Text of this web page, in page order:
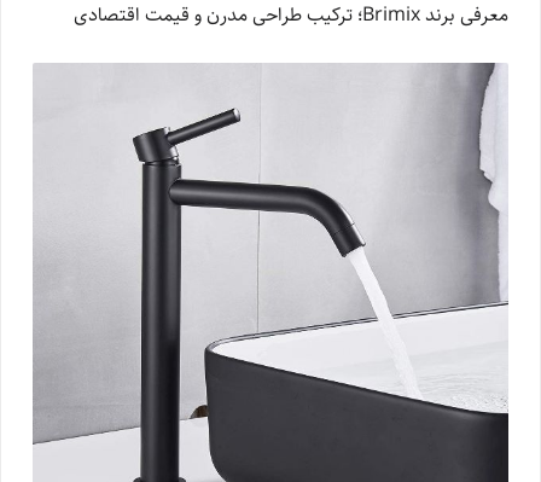
معرفی برند Brimix؛ ترکیب طراحی مدرن و قیمت اقتصادی